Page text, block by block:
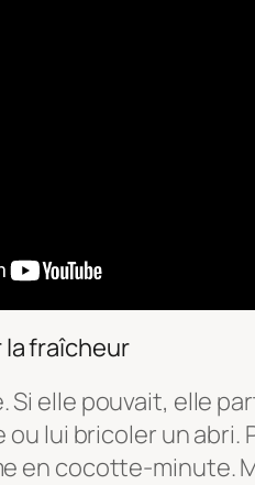
la fraîcheur
Si elle pouvait, elle
ou lui bricoler un
en cocotte-minute.